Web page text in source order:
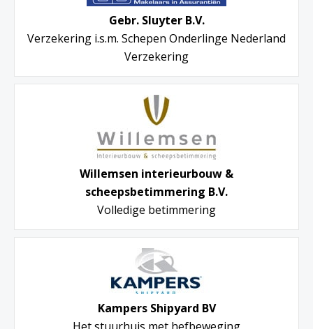
Gebr. Sluyter B.V.
Verzekering i.s.m. Schepen Onderlinge Nederland
Verzekering
Willemsen interieurbouw &
scheepsbetimmering B.V.
Volledige betimmering
Kampers Shipyard BV
Het stuurhuis met hefbeweging